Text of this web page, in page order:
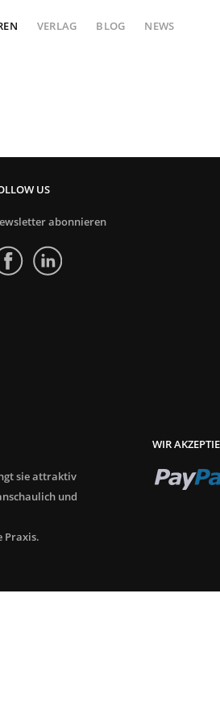
VERLAG BLOG NEWS
US
abonnieren
sie attraktiv
und
Praxis.
WIR